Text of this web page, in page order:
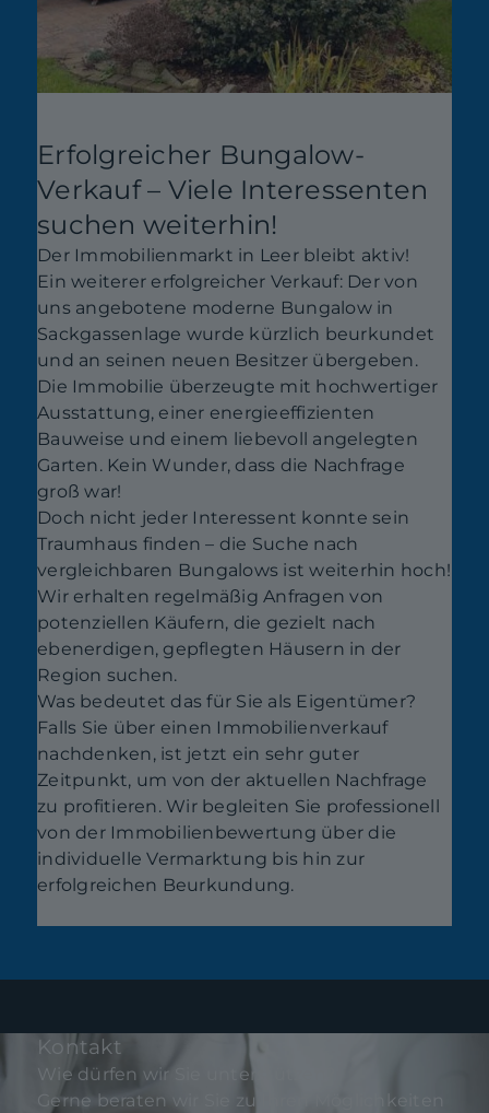
Erfolgreicher Bungalow-
Verkauf – Viele Interessenten
suchen weiterhin!
Der Immobilienmarkt in Leer bleibt aktiv!
Ein weiterer erfolgreicher Verkauf: Der von
uns angebotene moderne Bungalow in
Sackgassenlage wurde kürzlich beurkundet
und an seinen neuen Besitzer übergeben.
Die Immobilie überzeugte mit hochwertiger
Ausstattung, einer energieeffizienten
Bauweise und einem liebevoll angelegten
Garten. Kein Wunder, dass die Nachfrage
groß war!
Doch nicht jeder Interessent konnte sein
Traumhaus finden – die Suche nach
vergleichbaren Bungalows ist weiterhin hoch!
Wir erhalten regelmäßig Anfragen von
potenziellen Käufern, die gezielt nach
ebenerdigen, gepflegten Häusern in der
Region suchen.
Was bedeutet das für Sie als Eigentümer?
Falls Sie über einen Immobilienverkauf
nachdenken, ist jetzt ein sehr guter
Zeitpunkt, um von der aktuellen Nachfrage
zu profitieren. Wir begleiten Sie professionell
von der Immobilienbewertung über die
individuelle Vermarktung bis hin zur
erfolgreichen Beurkundung.
Kontakt
Wie dürfen wir Sie unterstützen?
Gerne beraten wir Sie zu Ihren Möglichkeiten